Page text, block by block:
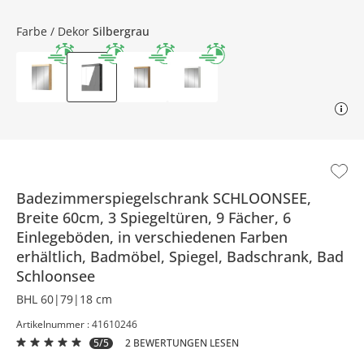
Badezimmerspiegelschrank SCHLOONSEE,
Breite 60cm, 3 Spiegeltüren, 9 Fächer, 6
Einlegeböden, in verschiedenen Farben
erhältlich, Badmöbel, Spiegel, Badschrank, Bad
Schloonsee
BHL 60|79|18 cm
Artikelnummer : 41610246
5/5
2 BEWERTUNGEN LESEN
Farbe / Dekor Silbergrau